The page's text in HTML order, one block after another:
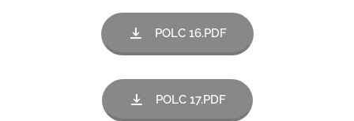
POLC 16.PDF
POLC 17.PDF